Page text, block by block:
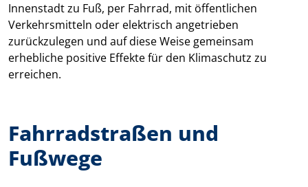
Innenstadt zu Fuß, per Fahrrad, mit öffentlichen
Verkehrsmitteln oder elektrisch angetrieben
zurückzulegen und auf diese Weise gemeinsam
erhebliche positive Effekte für den Klimaschutz zu
erreichen.
Fahrradstraßen und
Fußwege